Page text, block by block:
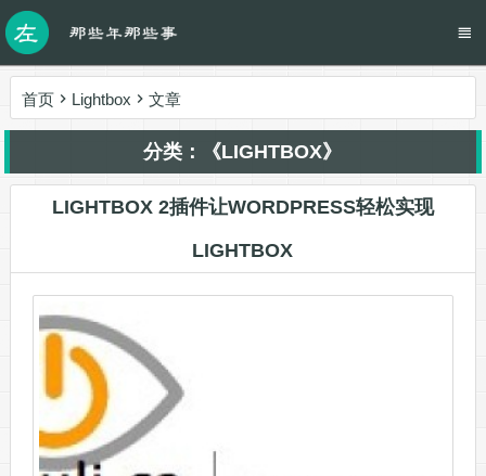
首页 Lightbox 文章
分类：《LIGHTBOX》
LIGHTBOX 2插件让WORDPRESS轻松实现
LIGHTBOX